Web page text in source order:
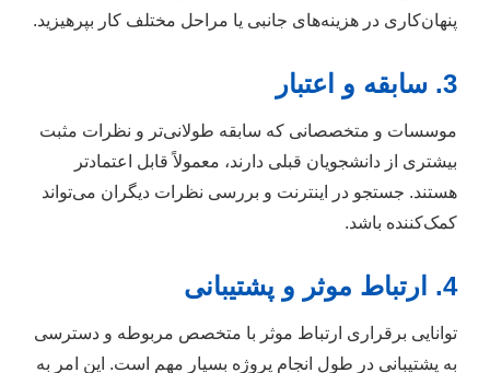
پنهان‌کاری در هزینه‌های جانبی یا مراحل مختلف کار بپرهیزید.
3. سابقه و اعتبار
موسسات و متخصصانی که سابقه طولانی‌تر و نظرات مثبت
بیشتری از دانشجویان قبلی دارند، معمولاً قابل اعتمادتر
هستند. جستجو در اینترنت و بررسی نظرات دیگران می‌تواند
کمک‌کننده باشد.
4. ارتباط موثر و پشتیبانی
توانایی برقراری ارتباط موثر با متخصص مربوطه و دسترسی
به پشتیبانی در طول انجام پروژه بسیار مهم است. این امر به